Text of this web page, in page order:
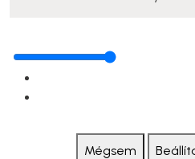
Mégsem